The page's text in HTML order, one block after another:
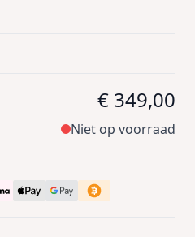
€ 349,00
Niet op voorraad